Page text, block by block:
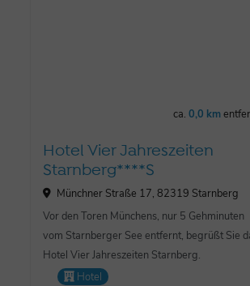
ca.0,0 km
Hotel Vier Jahreszeiten
Starnberg****S
Münchner Straße 17, 82319 Starnberg
Vor den Toren Münchens, nur 5 Gehminuten
vom Starnberger See entfernt, begrüßt Sie
Hotel Vier Jahreszeiten Starnberg.
Hotel